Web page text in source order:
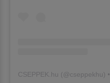
CSEPPEK.hu (@cseppekhu )